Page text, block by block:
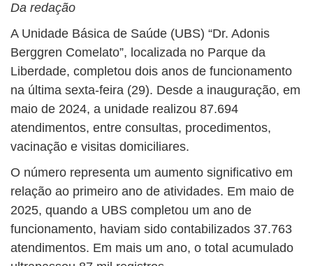
Da redação
A Unidade Básica de Saúde (UBS) “Dr. Adonis
Berggren Comelato”, localizada no Parque da
Liberdade, completou dois anos de funcionamento
na última sexta-feira (29). Desde a inauguração, em
maio de 2024, a unidade realizou 87.694
atendimentos, entre consultas, procedimentos,
vacinação e visitas domiciliares.
O número representa um aumento significativo em
relação ao primeiro ano de atividades. Em maio de
2025, quando a UBS completou um ano de
funcionamento, haviam sido contabilizados 37.763
atendimentos. Em mais um ano, o total acumulado